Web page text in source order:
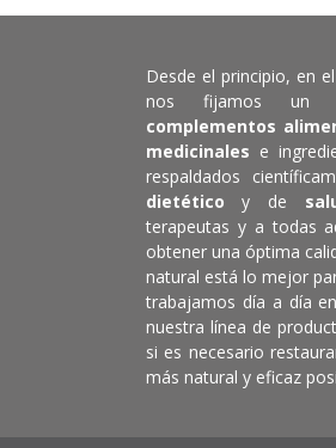
Desde el principio, en
nos fijamos un
complementos
medicinales e
respaldados
dietético y de
terapeutas y a todas
obtener una óptima
natural está lo mejor
trabajamos día a día
nuestra línea de
si es necesario
más natural y eficaz